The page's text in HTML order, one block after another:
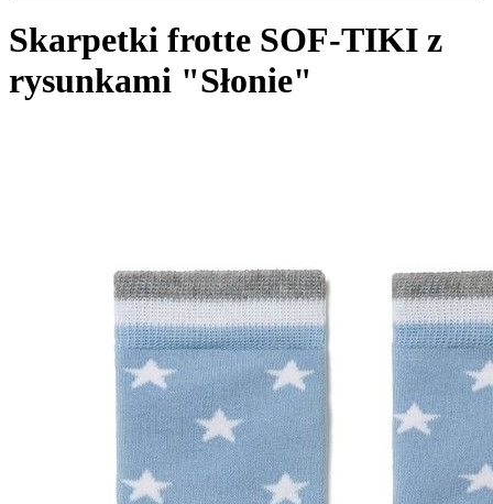
Skarpetki frotte SOF-TIKI z
rysunkami "Słonie"